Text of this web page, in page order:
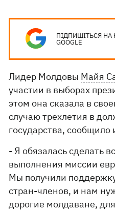
ПІДПИШІТЬСЯ НА
GOOGLE
Лидер Молдовы Майя
участии в выборах
этом она сказала в
случаю трехлетия в
государства, сообщило
- Я обязалась сделать
выполнения миссии
Мы получили
стран-членов, и нам
дорогие молдаване,